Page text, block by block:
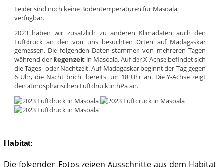
Leider sind noch keine Bodentemperaturen für Masoala
verfügbar.
2023 haben wir zusätzlich zu anderen Klimadaten auch den
Luftdruck an den von uns besuchten Orten auf Madagaskar
gemessen. Die folgenden Daten stammen von mehreren Tagen
während der Regenzeit in Masoala. Auf der X-Achse befindet sich
die Tages- oder Nachtzeit. Auf Madagaskar beginnt der Tag gegen
6 Uhr, die Nacht bricht bereits um 18 Uhr an. Die Y-Achse zeigt
den atmosphärischen Luftdruck in hPa an.
Habitat:
Die folgenden Fotos zeigen Ausschnitte aus dem Habitat